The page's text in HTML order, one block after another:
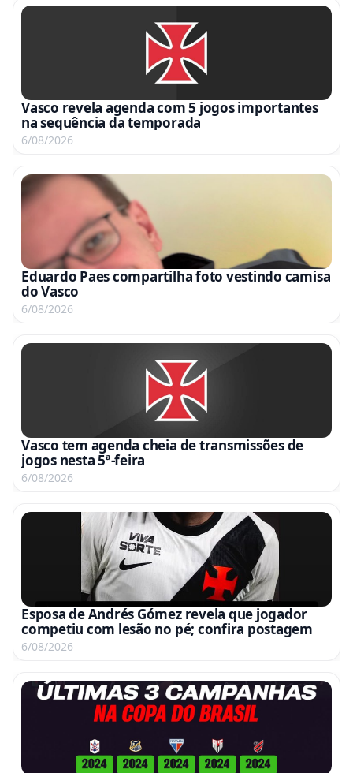
Vasco revela agenda com 5 jogos importantes
na sequência da temporada
6/08/2026
Eduardo Paes compartilha foto vestindo camisa
do Vasco
6/08/2026
Vasco tem agenda cheia de transmissões de
jogos nesta 5ª-feira
6/08/2026
Esposa de Andrés Gómez revela que jogador
competiu com lesão no pé; confira postagem
6/08/2026